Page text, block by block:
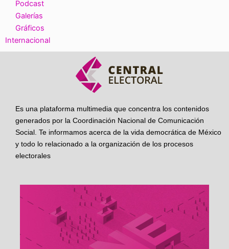
Podcast
Galerías
Gráficos
Internacional
Es una plataforma multimedia que concentra los contenidos
generados por la Coordinación Nacional de Comunicación
Social. Te informamos acerca de la vida democrática de México
y todo lo relacionado a la organización de los procesos
electorales